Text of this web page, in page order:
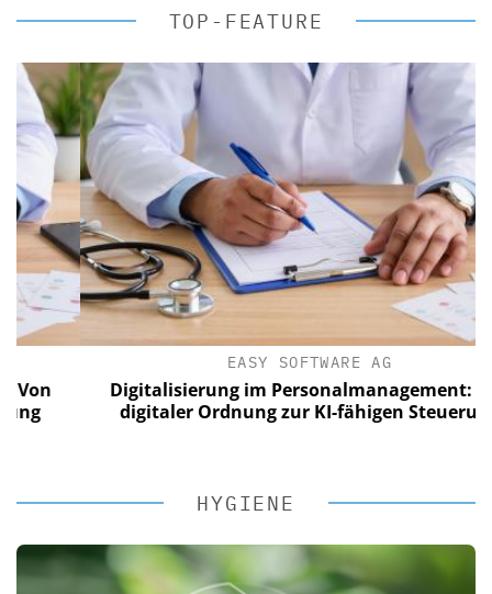
TOP-FEATURE
EASY SOFTWARE AG
Digitalisierung im Personalmanagement: Von
digitaler Ordnung zur KI-fähigen Steuerung
HYGIENE